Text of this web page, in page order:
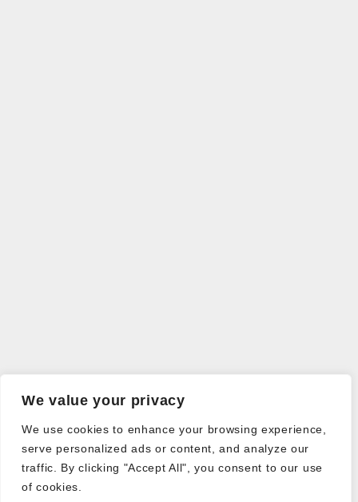
We value your privacy
We use cookies to enhance your browsing experience,
serve personalized ads or content, and analyze our
traffic. By clicking "Accept All", you consent to our use
of cookies.